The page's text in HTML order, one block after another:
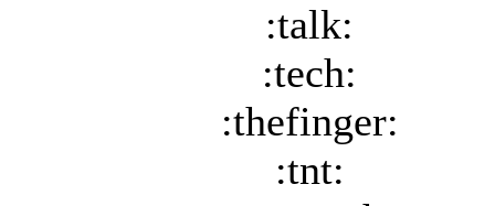
:talk:
:tech:
:thefinger:
:tnt: